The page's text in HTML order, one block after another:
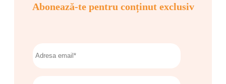
Abonează-te pentru conținut exclusiv